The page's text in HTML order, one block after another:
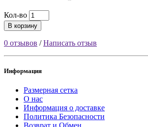
Кол-во
В корзину
0 отзывов /Написать отзыв
Информация
Размерная сетка
О нас
Информация о доставке
Политика Безопасности
Возврат и Обмен